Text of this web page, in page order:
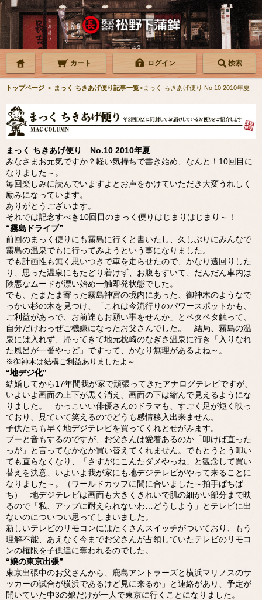
カート ログイン 検索
トップページ > まっく ちきあげ便り記事一覧>まっく ちきあげ便り No.10 2010年夏
まっく ちきあげ便り No.10 2010年夏
みなさまお元気ですか？軽い気持ちで書き始め、なんと！10回目に
なりました～。
毎回楽しみに読んでいますよとお声をかけていただき大変うれしく
励みになっています。
ありがとうございます。
それでは記念すべき10回目のまっく便りはじまりはじまり～！
“霧島ドライブ”
前回のまっく便りにも霧島に行くと書いたし、久しぶりにみんなで
霧島の温泉でもに行ってみようという事になりました。
でも計画性も無く思いつきで車を走らせたので、かなり遠回りした
り、思った温泉にもたどり着けず、お腹もすいて、だんだん車内は
険悪なムードが漂い始め一触即発状態でした。
でも、たまたま寄った霧島神宮の境内にあった、御神木のようなで
っかい杉の木を見つけ、「これは今流行りのパワースポットかも、
ご利益があっで、お前達もお願い事をせんか」とペタペタ触って、
自分だけわっぜご機嫌になったお父さんでした。 結局、霧島の温
泉には入れず、帰ってきて地元枕崎のなぎさ温泉に行き「入りなれ
た風呂が一番やっど」ですって、かなり無理があるよね～。
※御神木は結構ご利益ありましたよ～
“地デジ化”
結婚してから17年間我が家で頑張ってきたアナログテレビですが、
いよいよ画面の上下が黒く消え、画面の下は縮んで見えるようにな
りました。 かっこいい俳優さんのドラマも、すごく足が短く映っ
ており、見ていて笑えるのでどうも感情移入出来ません。
子供たちも早く地デジテレビを買ってくれとせがみます。
ブーと音もするのですが、お父さんは愛着あるのか「叩けば直った
っが」と言ってなかなか買い替えてくれません。でもとうとう叩い
ても直らなくなり、「さすがにこんたダメやっね」と観念して買い
替えを決意、いよいよ我が家にも地デジテレビがやって来ることに
なりました～。（ワールドカップに間に合いました～拍手ぱちぱ
ち） 地デジテレビは画面も大きくきれいで肌の細かい部分まで映
るので「私、アップに耐えられないわ…どうしよう」とテレビに出
ないのについつい思ってしまいました。
新しいテレビのリモコンにはたくさんスイッチがついており、もう
理解不能、あえなく今までお父さんが占領していたテレビのリモコ
ンの権限を子供達に奪われるのでした。
“娘の東京出張”
東京出張中のお父さんから、鹿島アントラーズと横浜マリノスのサ
ッカーの試合が横浜であるけど見に来るか」と連絡があり、予定が
開いていた中3の娘だけが一人で東京に行くことになりました。